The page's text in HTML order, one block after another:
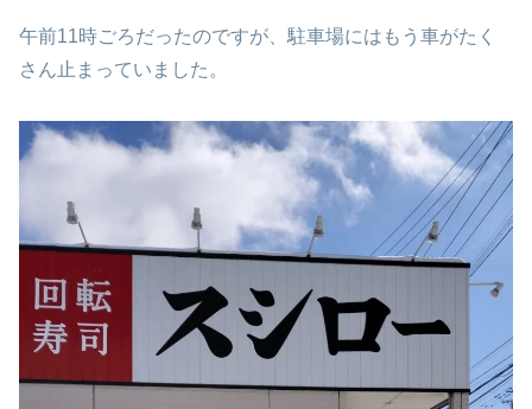
午前11時ごろだったのですが、駐車場にはもう車がたく
さん止まっていました。